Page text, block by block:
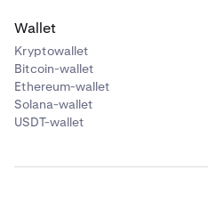
Wallet
Kryptowallet
Bitcoin-wallet
Ethereum-wallet
Solana-wallet
USDT-wallet